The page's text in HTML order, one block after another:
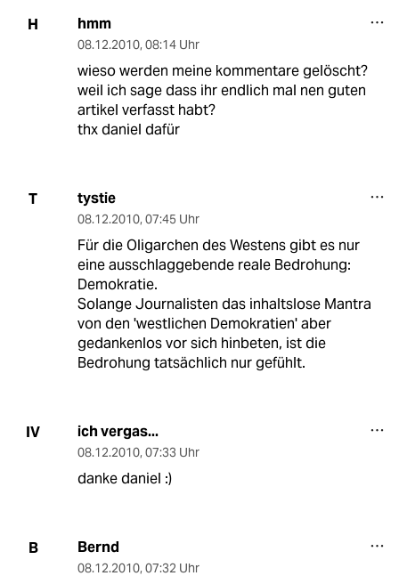
H hmm
08.12.2010, 08:14 Uhr
wieso werden meine kommentare gelöscht?
weil ich sage dass ihr endlich mal nen guten
artikel verfasst habt?
thx daniel dafür
T tystie
08.12.2010, 07:45 Uhr
Für die Oligarchen des Westens gibt es nur
eine ausschlaggebende reale Bedrohung:
Demokratie.
Solange Journalisten das inhaltslose Mantra
von den 'westlichen Demokratien' aber
gedankenlos vor sich hinbeten, ist die
Bedrohung tatsächlich nur gefühlt.
IV ich vergas...
08.12.2010, 07:33 Uhr
danke daniel :)
B Bernd
08.12.2010, 07:32 Uhr